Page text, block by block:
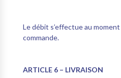
Le débit s’effectue au
commande.
ARTICLE 6 – LIVRAISON